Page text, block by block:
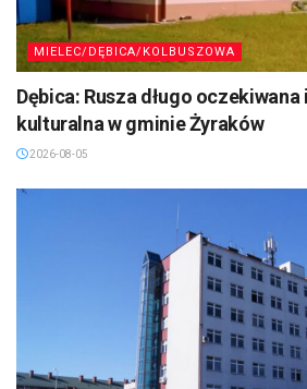
MIELEC/DĘBICA/KOLBUSZOWA
Dębica: Rusza długo
kulturalna w gminie Żyraków
2026-08-05